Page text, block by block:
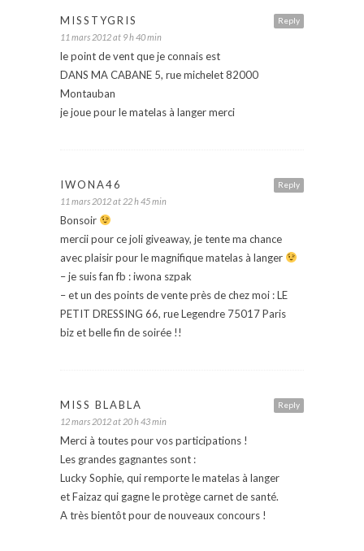
Reply
MISSTYGRIS
11 mars 2012 at 9 h 40 min
le point de vent que je connais est
DANS MA CABANE 5, rue michelet 82000
Montauban
je joue pour le matelas à langer merci
Reply
IWONA46
11 mars 2012 at 22 h 45 min
Bonsoir
mercii pour ce joli giveaway, je tente ma chance
avec plaisir pour le magnifique matelas à langer
– je suis fan fb : iwona szpak
– et un des points de vente près de chez moi : LE
PETIT DRESSING 66, rue Legendre 75017 Paris
biz et belle fin de soirée !!
Reply
MISS BLABLA
12 mars 2012 at 20 h 43 min
Merci à toutes pour vos participations !
Les grandes gagnantes sont :
Lucky Sophie, qui remporte le matelas à langer
et Faizaz qui gagne le protège carnet de santé.
A très bientôt pour de nouveaux concours !